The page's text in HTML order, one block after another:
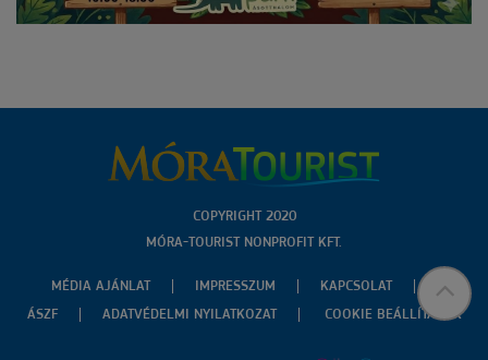
COPYRIGHT 2020
MÓRA-TOURIST NONPROFIT KFT.
MÉDIA AJÁNLAT IMPRESSZUM
KAPCSOLAT
ÁSZF
ADATVÉDELMI NYILATKOZAT COOKIE BEÁLLÍTÁSOK